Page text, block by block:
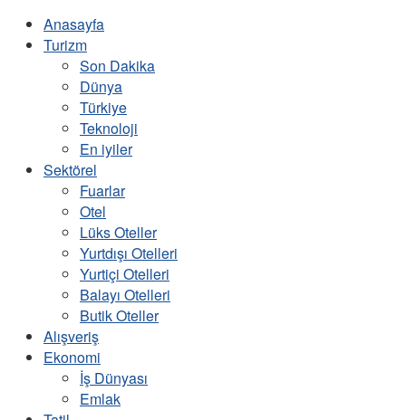
Anasayfa
Turizm
Son Dakika
Dünya
Türkiye
Teknoloji
En iyiler
Sektörel
Fuarlar
Otel
Lüks Oteller
Yurtdışı Otelleri
Yurtiçi Otelleri
Balayı Otelleri
Butik Oteller
Alışveriş
Ekonomi
İş Dünyası
Emlak